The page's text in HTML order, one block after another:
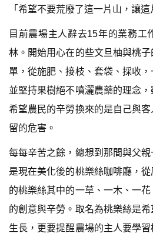
「希望不要荒廢了這一片山，讓
目前農場主人辭去15年的業務工
林。開始用心在的些文旦柚與桃
單，從施肥、接枝、套袋、採收，
並堅持果樹絕不噴灑農藥的理念
希望農民的辛勞換來的是自己與
留的危害。
每每辛苦之餘，總想到那間與父
是現在美化後的桃樂絲咖啡廳，
的桃樂絲其中的一草、一木、一
的創意與辛勞。取名為桃樂絲是
生長，更要提醒農場的主人要學